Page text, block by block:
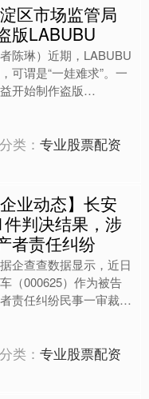
区市场监管局
版LABUBU
陈琳）近期，LABUBU
可谓是“一娃难求”。一
开始制作盗版
量投入市场，甚至部分
产能不足....
分类：专业股票配资
业动态】长安
判决结果，涉
者责任纠纷
企查查数据显示，近日
（000625）作为被告
责任纠纷民事一审裁定
如下： 案号：
民初....
分类：专业股票配资